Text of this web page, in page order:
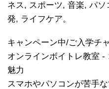
ネス, スポーツ, 音楽, パ
発, ライフケア。
キャンペーン中/ご入学チ
オンラインボイトレ教室
魅力
スマホやパソコンが苦手